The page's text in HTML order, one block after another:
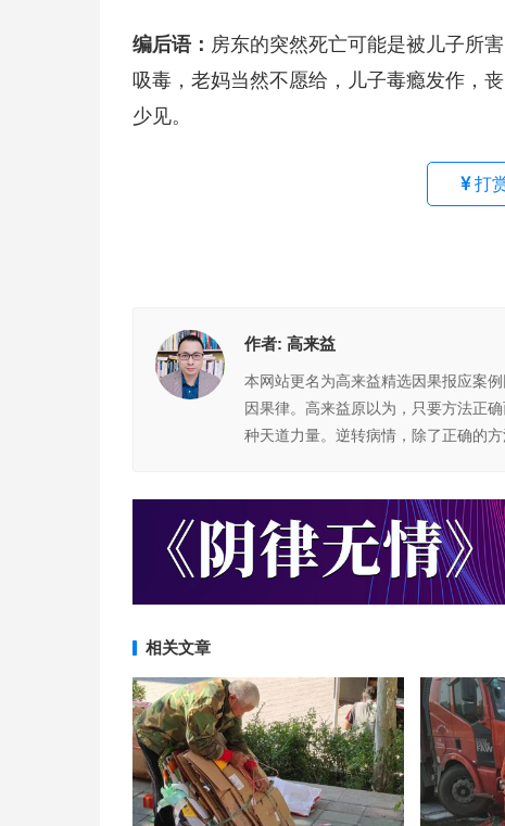
编后语： 房东的突然死亡可能是被儿子所
吸毒，老妈当然不愿给，儿子毒瘾发作，
少见。
打
作者: 高来益
本网站更名为高来益精选因果报应案
因果律。高来益原以为，只要方法正
种天道力量。逆转病情，除了正确的
相关文章